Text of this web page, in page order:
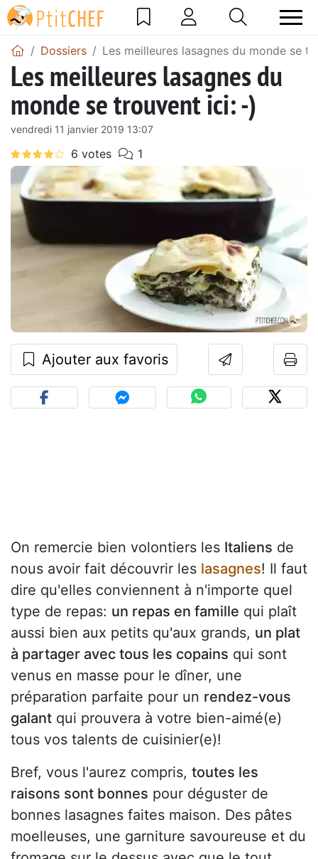
Dossiers Les meilleures lasagnes du monde se
Les meilleures lasagnes du
monde se trouvent ici: -)
vendredi 11 janvier 2019 13:07
Ajouter aux favoris
On remercie bien volontiers les Italiens de
nous avoir fait découvrir les lasagnes! Il faut
dire qu'elles conviennent à n'importe quel
type de repas: un repas en famille qui plaît
aussi bien aux petits qu'aux grands, un plat
à partager avec tous les copains qui sont
venus en masse pour le dîner, une
préparation parfaite pour un rendez-vous
galant qui prouvera à votre bien-aimé(e)
tous vos talents de cuisinier(e)!
Bref, vous l'aurez compris, toutes les
raisons sont bonnes pour déguster de
bonnes lasagnes faites maison. Des pâtes
moelleuses, une garniture savoureuse et du